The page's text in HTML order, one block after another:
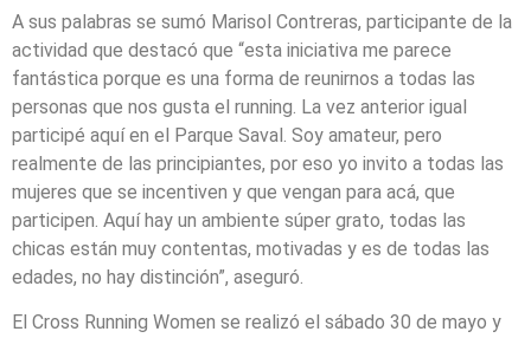
A sus palabras se sumó Marisol Contreras, participante de la
actividad que destacó que “esta iniciativa me parece
fantástica porque es una forma de reunirnos a todas las
personas que nos gusta el running. La vez anterior igual
participé aquí en el Parque Saval. Soy amateur, pero
realmente de las principiantes, por eso yo invito a todas las
mujeres que se incentiven y que vengan para acá, que
participen. Aquí hay un ambiente súper grato, todas las
chicas están muy contentas, motivadas y es de todas las
edades, no hay distinción”, aseguró.
El Cross Running Women se realizó el sábado 30 de mayo y